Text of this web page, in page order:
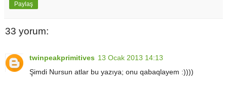
Paylaş
33 yorum:
twinpeakprimitives 13 Ocak 2013 14:13
Şimdi Nursun atlar bu yazıya; onu qabaqlayem :))))